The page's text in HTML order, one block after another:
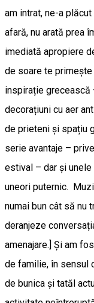
am intrat, ne-a
afară, nu arată prea
imediată apropiere
de soare te
inspirație grecească
decorațiuni cu aer
de prieteni și spațiu
serie avantaje –
estival – dar și
uneori puternic.
numai bun cât să nu
deranjeze
amenajare.] Și am
de familie, în sensul
de bunica și tatăl